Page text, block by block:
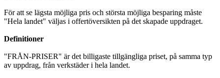
För att se lägsta möjliga pris och största möjliga besparing måste
"Hela landet" väljas i offertöversikten på det skapade uppdraget.
Definitioner
"FRÅN-PRISER" är det billigaste tillgängliga priset, på samma typ
av uppdrag, från verkstäder i hela landet.